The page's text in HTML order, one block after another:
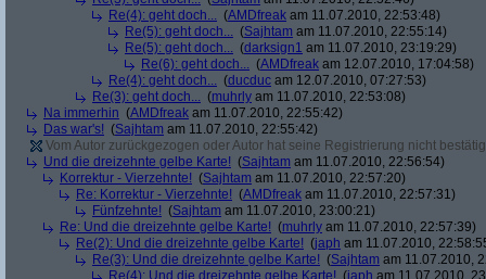
Re(4): geht doch... (AMDfreak am 11.07.2010, 22:53:48)
Re(5): geht doch... (Sajhtam am 11.07.2010, 22:55:14)
Re(5): geht doch... (darksign1 am 11.07.2010, 23:19:29)
Re(6): geht doch... (AMDfreak am 12.07.2010, 17:04:58)
Re(4): geht doch... (ducduc am 12.07.2010, 07:27:53)
Re(3): geht doch... (muhrly am 11.07.2010, 22:53:08)
Na immerhin (AMDfreak am 11.07.2010, 22:55:42)
Das war's! (Sajhtam am 11.07.2010, 22:55:42)
Vom Autor zurückgezogen oder Autor hat seine Registrierung nicht
Und die dreizehnte gelbe Karte! (Sajhtam am 11.07.2010, 22:56:54)
Korrektur - Vierzehnte! (Sajhtam am 11.07.2010, 22:57:20)
Re: Korrektur - Vierzehnte! (AMDfreak am 11.07.2010, 22:57:31)
Fünfzehnte! (Sajhtam am 11.07.2010, 23:00:21)
Re: Und die dreizehnte gelbe Karte! (muhrly am 11.07.2010, 22:57:39)
Re(2): Und die dreizehnte gelbe Karte! (japh am 11.07.2010,
Re(3): Und die dreizehnte gelbe Karte! (Sajhtam am 11.07.2010,
Re(4): Und die dreizehnte gelbe Karte! (japh am 11.07.2010,